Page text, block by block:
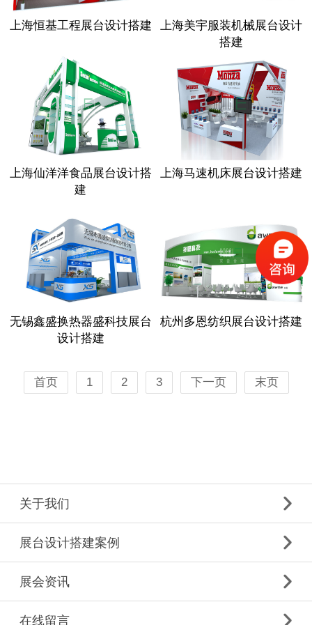
上海恒基工程展台设计搭建
上海美宇服装机械展台设计
搭建
上海仙洋洋食品展台设计搭
建
上海马速机床展台设计搭建
无锡鑫盛换热器盛科技展台
设计搭建
杭州多恩纺织展台设计搭建
首页 1 2 3 下一页 末页
关于我们
展台设计搭建案例
展会资讯
在线留言